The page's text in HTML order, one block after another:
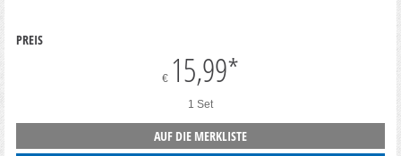
PREIS
€ 15,99*
1 Set
AUF DIE MERKLISTE